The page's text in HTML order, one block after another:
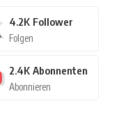
4.2K Follower
Folgen
2.4K Abonnenten
Abonnieren